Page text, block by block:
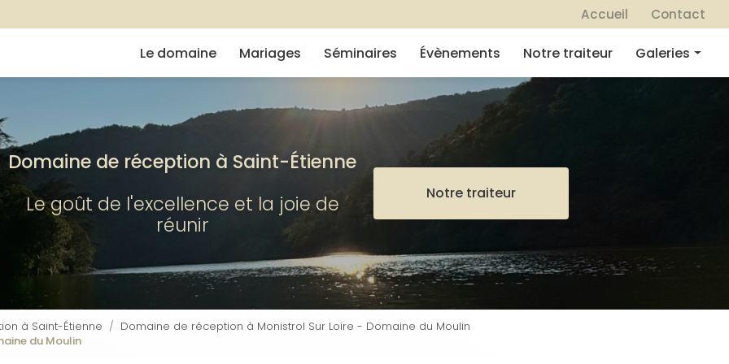
Accueil Contact
Le domaine
Mariages Séminaires Évènements Notre traiteur Galeries
Domaine de réception à Saint-Étienne
Le goût de l'excellence et la joie de
réunir
Notre traiteur
à Saint-Étienne
Domaine de réception à Monistrol Sur Loire - Domaine du Moulin
du Moulin